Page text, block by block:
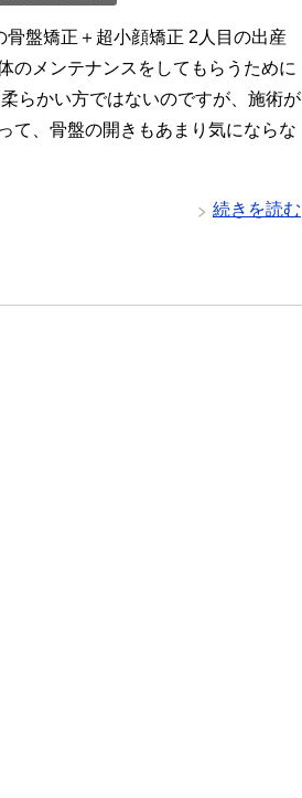
盤矯正＋超小顔矯正 2人目の出産
のメンテナンスをしてもらうために
らかい方ではないのですが、施術が
て、骨盤の開きもあまり気にならな
続きを読む